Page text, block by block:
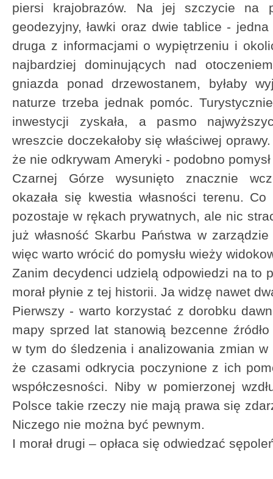
piersi krajobrazów. Na jej szczycie na
geodezyjny, ławki oraz dwie tablice -
druga z informacjami o wypiętrzeniu i
najbardziej dominujących nad
gniazda ponad drzewostanem, byłaby
naturze trzeba jednak pomóc.
inwestycji zyskała, a pasmo
wreszcie doczekałoby się właściwej
że nie odkrywam Ameryki - podobno
Czarnej Górze wysunięto znacznie
okazała się kwestia własności terenu.
pozostaje w rękach prywatnych, ale nic
już własność Skarbu Państwa w
więc warto wrócić do pomysłu wieży
Zanim decydenci udzielą odpowiedzi na to
morał płynie z tej historii. Ja widzę nawet
Pierwszy - warto korzystać z dorobku
mapy sprzed lat stanowią bezcenne
w tym do śledzenia i analizowania zmian
że czasami odkrycia poczynione z ich
współczesności. Niby w pomierzonej
Polsce takie rzeczy nie mają prawa się
Niczego nie można być pewnym.
I morał drugi – opłaca się odwiedzać